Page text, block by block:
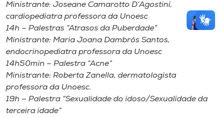
Ministrante: Joseane Camarotto D’Agostini,
cardiopediatra professora da Unoesc
14h – Palestras “Atrasos da Puberdade”
Ministrante: Maria Joana Dambrós Santos,
endocrinopediatra professora da Unoesc
14h50min – Palestra “Acne”
Ministrante: Roberta Zanella, dermatologista
professora da Unoesc.
19h – Palestra “Sexualidade do idoso/Sexualidade da
terceira idade”